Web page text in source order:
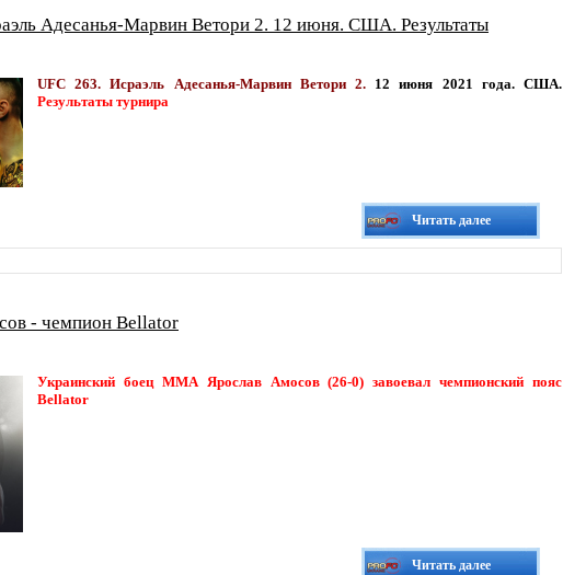
Адесанья-Марвин Ветори 2. 12 июня. США. Результаты
UFC 263. Исраэль Адесанья-Марвин Ветори 2. 12 июня 2021 года. США.
Результаты турнира
Читать далее
- чемпион Bellator
Украинский боец ММА Ярослав Амосов (26-0) завоевал чемпионский пояс
Bellator
Читать далее